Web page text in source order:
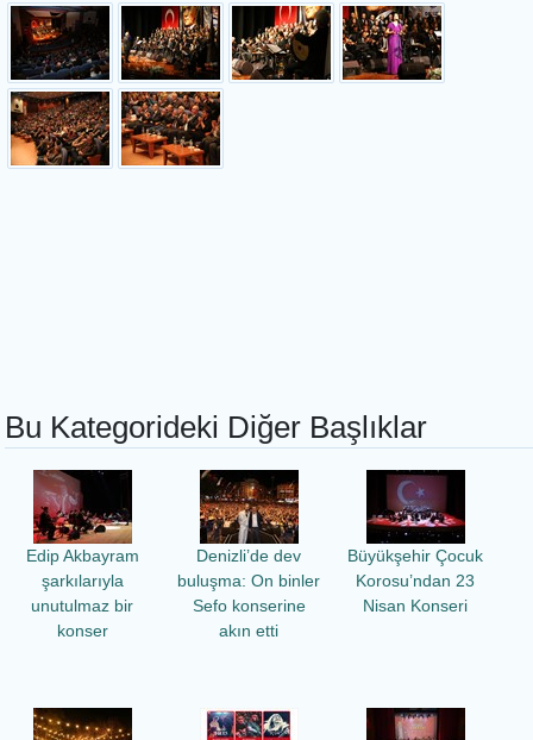
Bu Kategorideki Diğer Başlıklar
Edip Akbayram
şarkılarıyla
unutulmaz bir
konser
Denizli’de dev
buluşma: On binler
Sefo konserine
akın etti
Büyükşehir Çocuk
Korosu’ndan 23
Nisan Konseri